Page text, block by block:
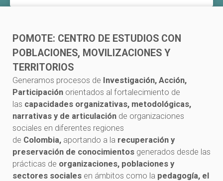
POMOTE: CENTRO DE ESTUDIOS CON
POBLACIONES, MOVILIZACIONES Y
TERRITORIOS
Generamos procesos de Investigación, Acción,
Participación orientados al fortalecimiento de
las capacidades organizativas, metodológicas,
narrativas y de articulación de organizaciones
sociales en diferentes regiones
de Colombia, aportando a la recuperación y
preservación de conocimientos generados desde las
prácticas de organizaciones, poblaciones y
sectores sociales en ámbitos como la pedagogía, el